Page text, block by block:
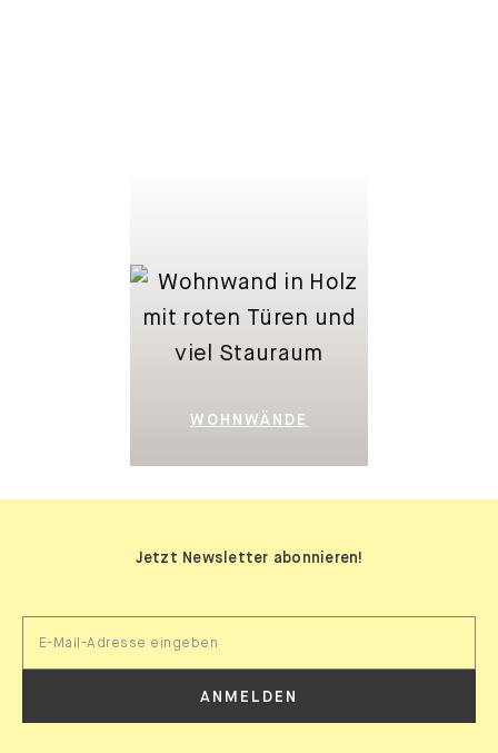
WOHNWÄNDE
Jetzt Newsletter abonnieren!
ANMELDEN